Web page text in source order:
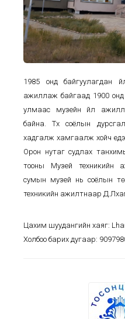
1985 онд байгуулагдан
ажиллаж байгаад 1900
улмаас музейн үйл
байна. Түүх соёлын
хадгалж хамгаалж хойч
Орон нутаг судлах
тооны Музей техникийн
сумын музей нь соёлын
техникийн ажилтнаар
Цахим шуудангийн хаяг:
Холбоо барих дугаар: